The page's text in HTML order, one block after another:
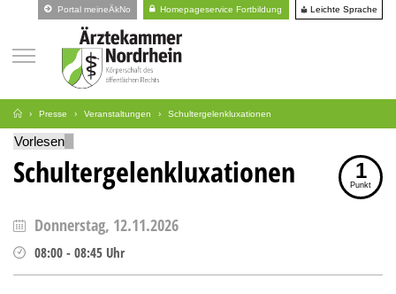
Portal meineÄkNo Homepageservice Fortbildung Leichte Sprache
Presse Veranstaltungen Schultergelenkluxationen
Vorlesen
Schultergelenkluxationen 1
Punkt
Donnerstag, 12.11.2026
08:00 - 08:45 Uhr